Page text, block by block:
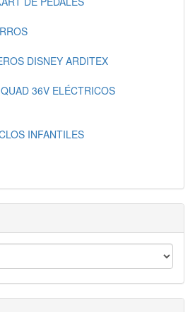
DISNEY ARDITEX
36V ELÉCTRICOS
INFANTILES